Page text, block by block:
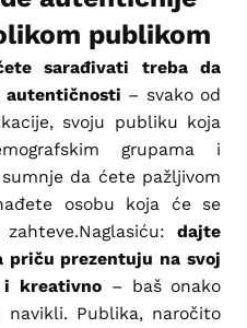
publikom
sarađivati treba da
autentičnosti – svako od
svoju publiku koja
grupama i
da ćete pažljivom
osobu koja će se
dajte
priču prezentuju na svoj
kreativno– baš onako
Publika, naročito